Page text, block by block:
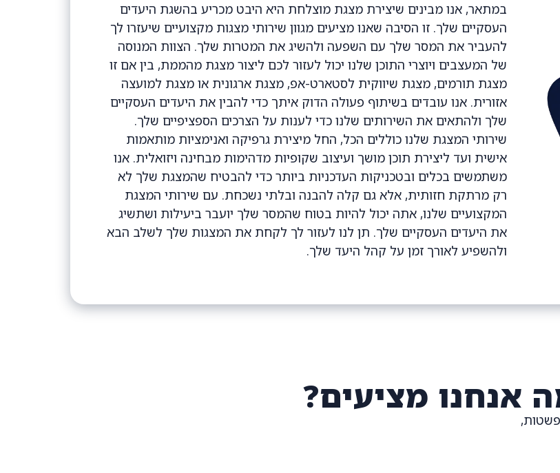
במתאר, אנו מבינים שיצירת מצגת מוצלחת היא היבט מכריע בהשגת היעדים
העסקיים שלך. זו הסיבה שאנו מציעים מגוון שירותי מצגות מקצועיים שיעזרו לך
להעביר את המסר שלך עם השפעה ולהשיג את המטרות שלך. הצוות המנוסה
של המעצבים ויוצרי התוכן שלנו יכול לעזור לכם ליצור מצגת מהממת, בין אם זו
מצגת תורמים, מצגת שיווקית לסטארט-אפ, מצגת ארגונית או מצגת למועצה
אזורית. אנו עובדים בשיתוף פעולה הדוק איתך כדי להבין את היעדים העסקיים
שלך ולהתאים את השירותים שלנו כדי לענות על הצרכים הספציפיים שלך.
שירותי המצגת שלנו כוללים הכל, החל מיצירת גרפיקה ואנימציות מותאמות
אישית ועד ליצירת תוכן מושך ועיצוב שקופיות מדהימות מבחינה ויזואלית. אנו
משתמשים בכלים ובטכניקות העדכניות ביותר כדי להבטיח שהמצגת שלך לא
רק מרתקת חזותית, אלא גם קלה להבנה ובלתי נשכחת. עם שירותי המצגת
המקצועיים שלנו, אתה יכול להיות בטוח שהמסר שלך יועבר ביעילות ושתשיג
את היעדים העסקיים שלך. תן לנו לעזור לך לקחת את המצגות שלך לשלב הבא
ולהשפיע לאורך זמן על קהל היעד שלך.
אנחנו מציעים?
הפשטות,